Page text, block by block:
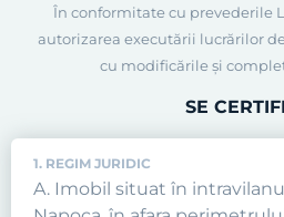
În conformitate cu prevederile
autorizarea executării lucrărilor
cu modificările şi
SE
1. REGIM JURIDIC
A. Imobil situat în